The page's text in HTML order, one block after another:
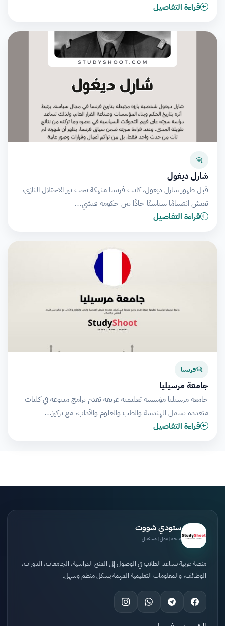
قراءة التفاصيل
شارل ديغول
قبل ظهور شارل ديغول، كانت فرنسا منهكة تحت نير الاحتلال النازي،
تعيش انقسامًا سياسيًا حادًا بين حكومة فيشي…
قراءة التفاصيل
فرنسا
جامعة مرسيليا
جامعة مرسيليا مؤسسة تعليمية عريقة تقدم برامج متنوعة في كليات
متعددة تشمل الهندسة والطب والعلوم والآداب، مع تركيز…
قراءة التفاصيل
ستودي شووت
منحة | عمل | مستقبل
منصة عربية تساعد الطلاب في الوصول إلى المنح الدراسية، الجامعات، الدورات،
الوظائف، والمعلومات التعليمية المهمة بشكل منظم وسهل.